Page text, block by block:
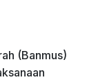
(Banmus)